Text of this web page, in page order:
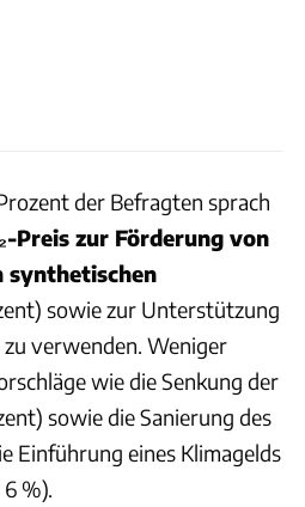
der Befragten sprach
Preis zur Förderung von
synthetischen
sowie zur Unterstützung
verwenden. Weniger
wie die Senkung der
sowie die Sanierung des
Einführung eines Klimagelds
%).